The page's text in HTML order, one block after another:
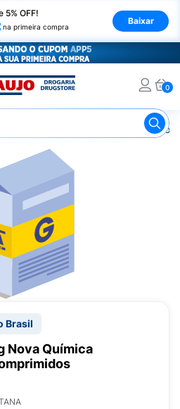
5% OFF!
na primeira compra
Baixar
0
Remédio
Brasil
Nova Química